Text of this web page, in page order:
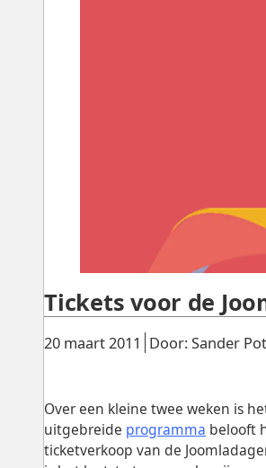
Gepubliceerd:
20 maart 2011 Door: Sander
Tickets voor de
Over een kleine twee weken is
uitgebreide programma belooft
ticketverkoop van de